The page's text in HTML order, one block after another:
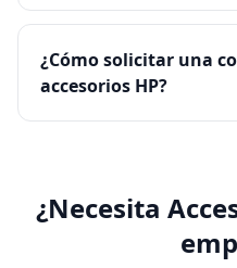
¿Cómo solicitar una
accesorios HP?
¿Necesita